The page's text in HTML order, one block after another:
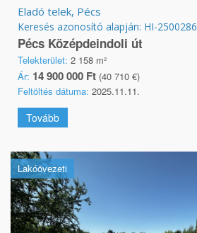
Eladó telek, Pécs
Keresés azonosító alapján: HI-2500286
Pécs Középdeindoli út
Telekterület: 2 158 m²
Ár: 14 900 000 Ft (40 710 €)
Feltöltés dátuma: 2025.11.11.
Tovább
Lakóövezeti